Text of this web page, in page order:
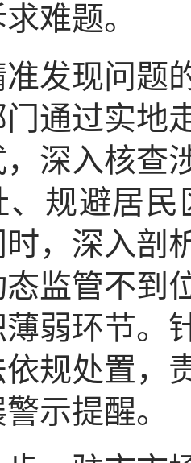
难题。
发现问题
门通过实地
深入核查
、规避居
时，深入剖
监管不到
弱环节。
规处置，
示提醒。